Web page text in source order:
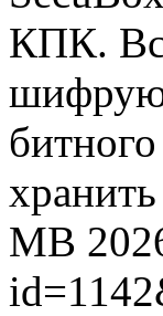
КПК.
MB